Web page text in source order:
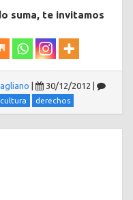
suma, te invitamos
30/12/2012
cultura derechos